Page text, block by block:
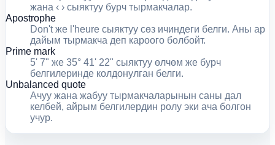
жана ‹ › сыяктуу бурч тырмакчалар.
Apostrophe
Don't же l'heure сыяктуу сөз ичиндеги белги. Аны ар
дайым тырмакча деп кароого болбойт.
Prime mark
5' 7" же 35° 41' 22" сыяктуу өлчөм же бурч
белгилеринде колдонулган белги.
Unbalanced quote
Ачуу жана жабуу тырмакчаларынын саны дал
келбей, айрым белгилердин ролу эки ача болгон
учур.